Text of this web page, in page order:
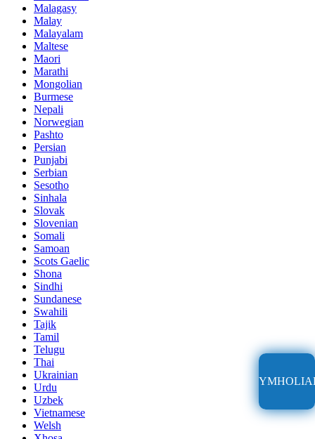
Malagasy
Malay
Malayalam
Maltese
Maori
Marathi
Mongolian
Burmese
Nepali
Norwegian
Pashto
Persian
Punjabi
Serbian
Sesotho
Sinhala
Slovak
Slovenian
Somali
Samoan
Scots Gaelic
Shona
Sindhi
Sundanese
Swahili
Tajik
Tamil
Telugu
Thai
Ukrainian
Urdu
Uzbek
Vietnamese
Welsh